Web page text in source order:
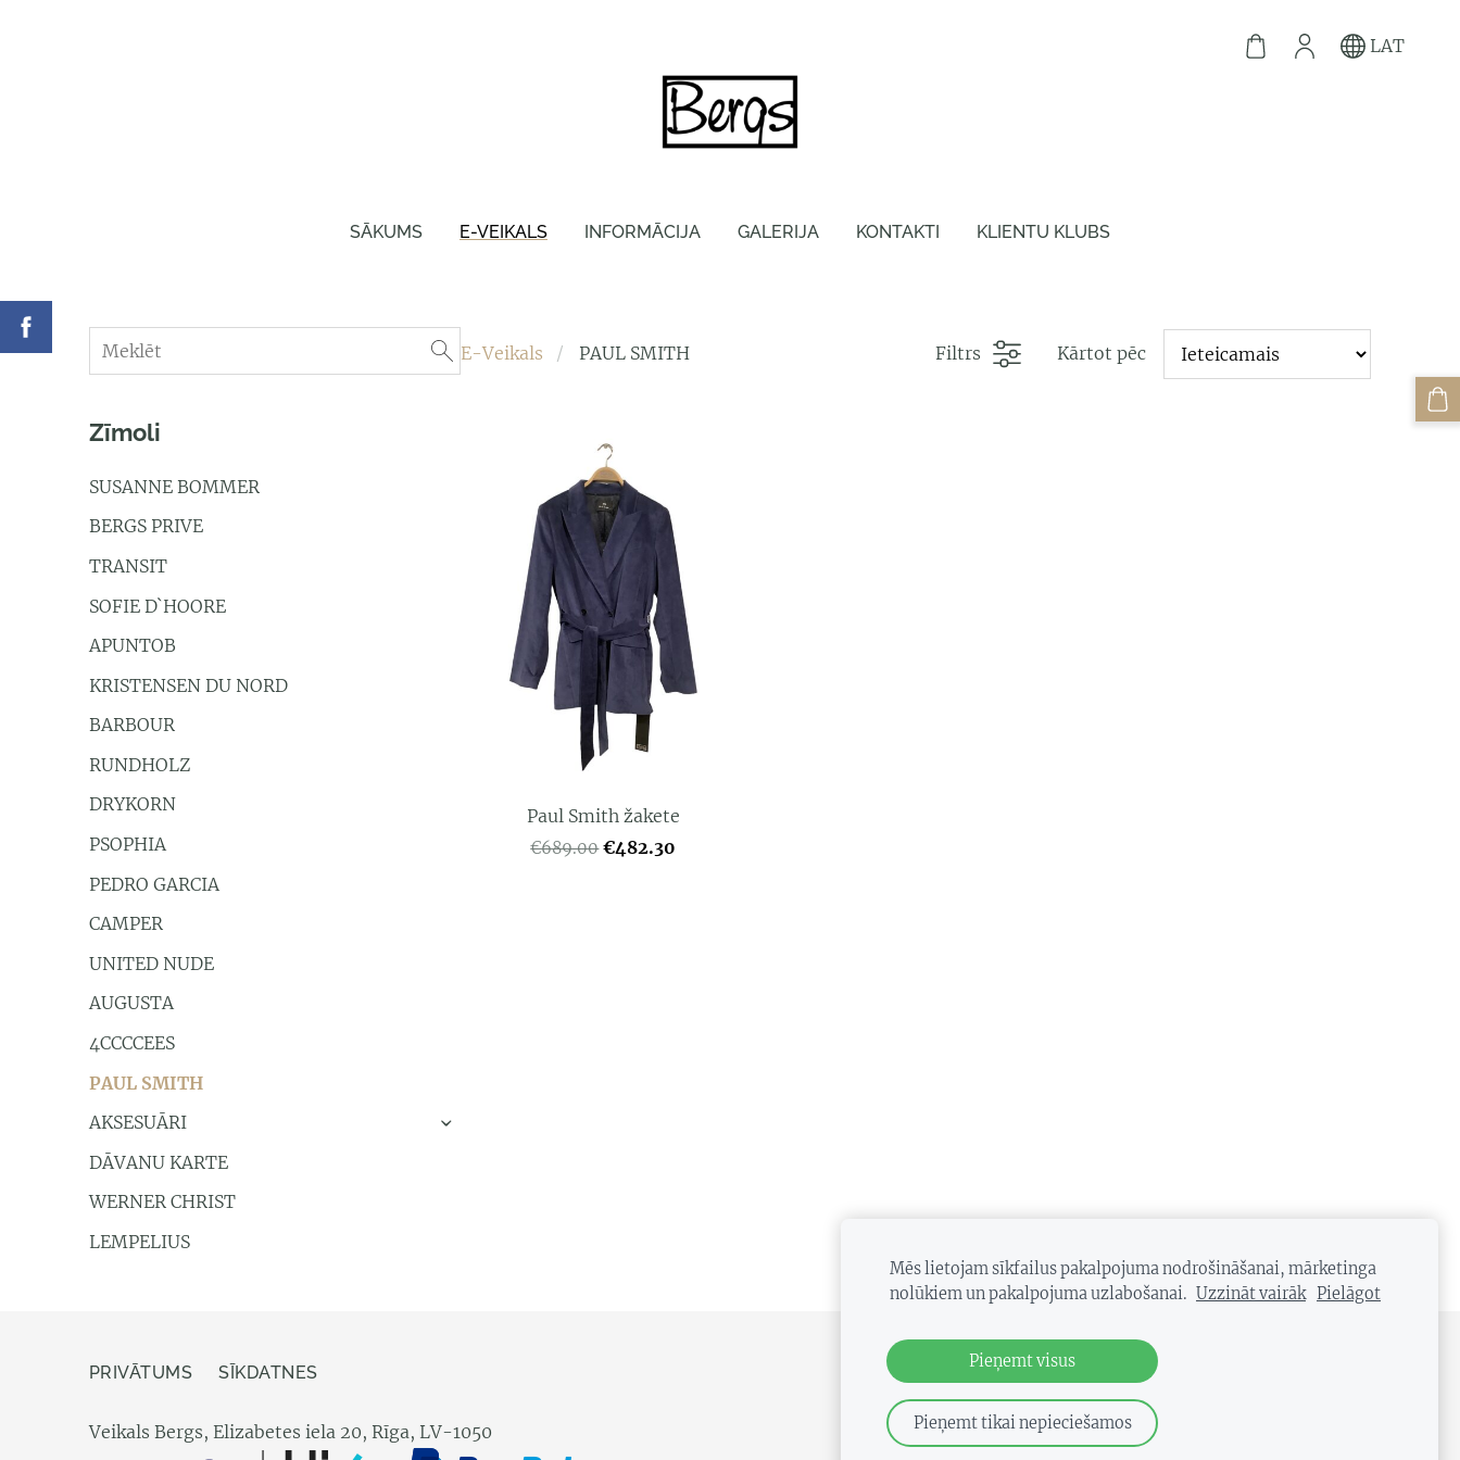
SĀKUMS E-VEIKALS INFORMĀCIJA GALERIJA KONTAKTI KLIENTU KLUBS
LAT
Zīmoli
SUSANNE BOMMER
BERGS PRIVE
TRANSIT
SOFIE D`HOORE
APUNTOB
KRISTENSEN DU NORD
BARBOUR
RUNDHOLZ
DRYKORN
PSOPHIA
PEDRO GARCIA
CAMPER
UNITED NUDE
AUGUSTA
4CCCCEES
PAUL SMITH
AKSESUĀRI
›
DĀVANU KARTE
WERNER CHRIST
LEMPELIUS
E-Veikals PAUL SMITH Filtrs Kārtot pēc
Paul Smith žakete
€689.00 €482.30
PRIVĀTUMS SĪKDATNES
Veikals Bergs, Elizabetes iela 20, Rīga, LV-1050
Mēs lietojam sīkfailus pakalpojuma nodrošināšanai, mārketinga
nolūkiem un pakalpojuma uzlabošanai. Uzzināt vairāk Pielāgot
Pieņemt visus
Pieņemt tikai nepieciešamos